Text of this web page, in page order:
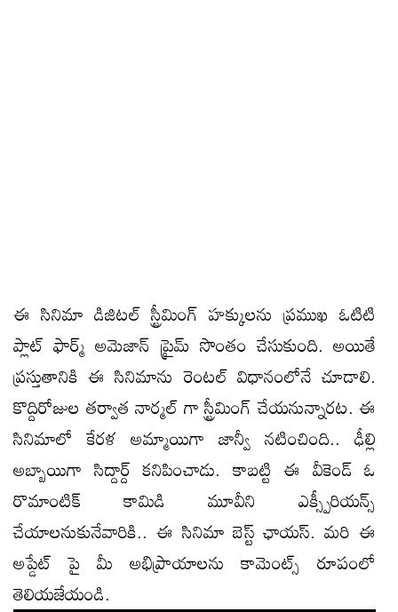
ఈ సినిమా డిజిటల్ స్ట్రీమింగ్ హక్కులను ప్రముఖ ఓటిటి
ప్లాట్ ఫార్మ్ అమెజాన్ ప్రైమ్ సొంతం చేసుకుంది. అయితే
ప్రస్తుతానికి ఈ సినిమాను రెంటల్ విధానంలోనే చూడాలి.
కొద్దిరోజుల తర్వాత నార్మల్ గా స్ట్రీమింగ్ చేయనున్నారట. ఈ
సినిమాలో కేరళ అమ్మాయిగా జాన్వీ నటించింది.. ఢీల్లి
అబ్బాయిగా సిద్దార్ద్ కనిపించాడు. కాబట్టి ఈ వీకెండ్ ఓ
రొమాంటిక్ కామిడి మూవీని ఎక్స్పీరియన్స్
చేయాలనుకునేవారికి.. ఈ సినిమా బెస్ట్ ఛాయస్. మరి ఈ
అప్డేట్ పై మీ అభిప్రాయాలను కామెంట్స్ రూపంలో
తెలియజేయండి.